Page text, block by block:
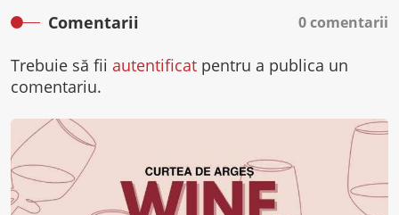
Comentarii 0 comentarii
Trebuie să fii autentificat pentru a publica un
comentariu.